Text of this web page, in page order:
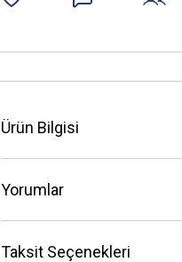
Ürün Bilgisi
Yorumlar
Taksit Seçenekleri